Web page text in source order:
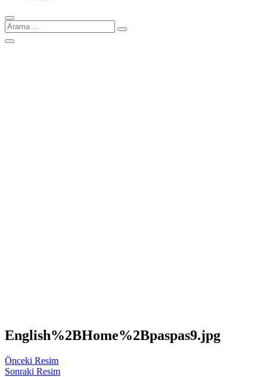
Arama
için:
English%2BHome%2Bpaspas9.jpg
Önceki Resim
Sonraki Resim